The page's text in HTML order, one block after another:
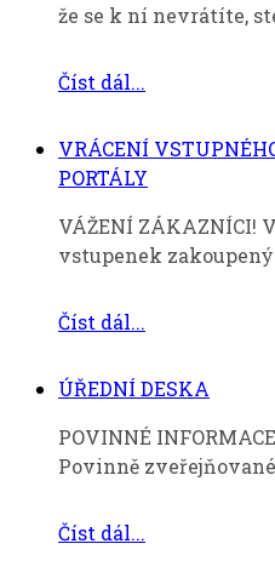
že se k ní nevrátíte,
Číst dál...
VRÁCENÍ
PORTÁLY
VÁŽENÍ ZÁKAZNÍCI!
vstupenek
Číst dál...
ÚŘEDNÍ DESKA
POVINNÉ
Povinně
Číst dál...